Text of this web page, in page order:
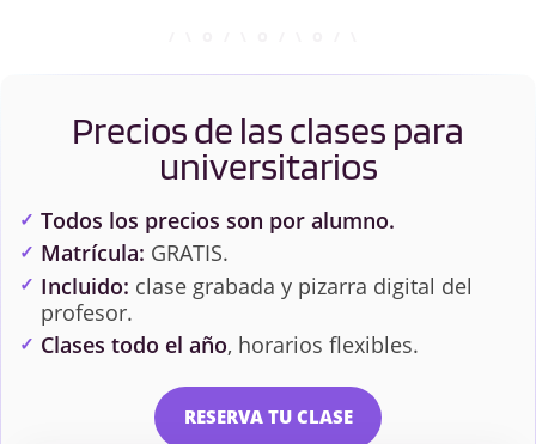
Precios de las clases para
universitarios
Todos los precios son por alumno.
Matrícula: GRATIS.
Incluido: clase grabada y pizarra digital del
profesor.
Clases todo el año, horarios flexibles.
RESERVA TU CLASE